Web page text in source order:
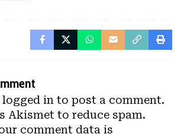
logged in to post a comment.
Akismet to reduce spam.
comment data is